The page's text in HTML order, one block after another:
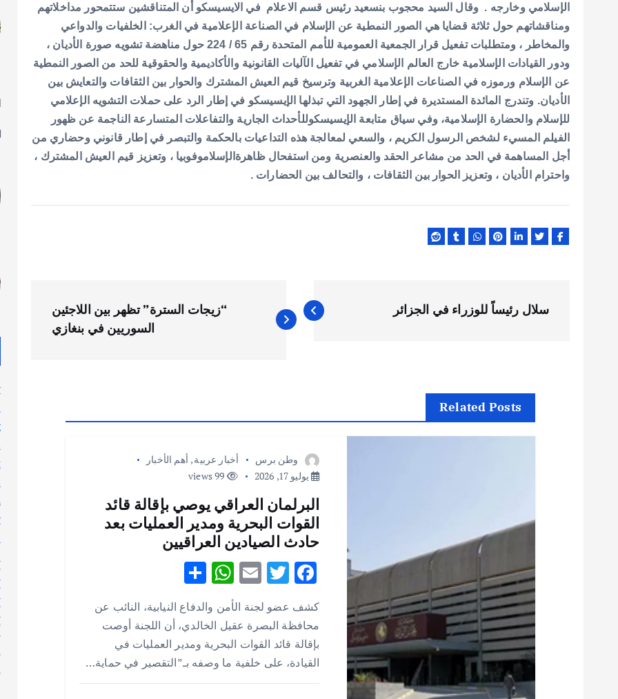
الإسلامي وخارجه . وقال السيد محجوب بنسعيد رئيس قسم الاعلام في الايسيسكو أن المتناقشين ستتمحور مداخلاتهم
ومناقشاتهم حول ثلاثة قضايا هي الصور النمطية عن الإسلام في الصناعة الإعلامية في الغرب: الخلفيات والدواعي
والمخاطر ، ومتطلبات تفعيل قرار الجمعية العمومية للأمم المتحدة رقم 65 / 224 حول مناهضة تشويه صورة الأديان ،
ودور القيادات الإسلامية خارج العالم الإسلامي في تفعيل الآليات القانونية والأكاديمية والحقوقية للحد من الصور النمطية
عن الإسلام ورموزه في الصناعات الإعلامية الغربية وترسيخ قيم العيش المشترك والحوار بين الثقافات والتعايش بين
الأديان. وتندرج المائدة المستديرة في إطار الجهود التي تبذلها الإيسيسكو في إطار الرد على حملات التشويه الإعلامي
للإسلام والحضارة الإسلامية، وفي سياق متابعة الإيسيسكوللأحداث الجارية والتفاعلات المتسارعة الناجمة عن ظهور
الفيلم المسيء لشخص الرسول الكريم ، والسعي لمعالجة هذه التداعيات بالحكمة والتبصر في إطار قانوني وحضاري من
أجل المساهمة في الحد من مشاعر الحقد والعنصرية ومن استفحال ظاهرةالإسلاموفوبيا ، وتعزيز قيم العيش المشترك ،
واحترام الأديان ، وتعزيز الحوار بين الثقافات ، والتحالف بين الحضارات .
سلال رئيساً للوزراء في الجزائر
“زيجات السترة” تظهر بين اللاجئين
السوريين في بنغازي
Related Posts
وطن برس أخبار عربية, أهم الأخبار
يوليو 17, 2026
البرلمان العراقي يوصي بإقالة قائد
القوات البحرية ومدير العمليات بعد
حادث الصيادين العراقيين
F
e
b
o
o
T
w
it
te
r
E
m
ai
l
W
h
at
s
A
p
S
h
ar
e
كشف عضو لجنة الأمن والدفاع النيابية، النائب عن
محافظة البصرة عقيل الخالدي، أن اللجنة أوصت
بإقالة قائد القوات البحرية ومدير العمليات في
القيادة، على خلفية ما وصفه بـ”التقصير في حماية…